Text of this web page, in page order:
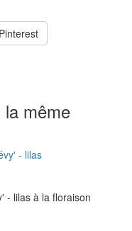
Pinterest
même
- lilas à la floraison